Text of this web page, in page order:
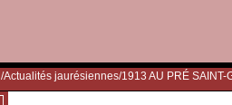
/Actualités jaurésiennes/1913 AU PRÉ